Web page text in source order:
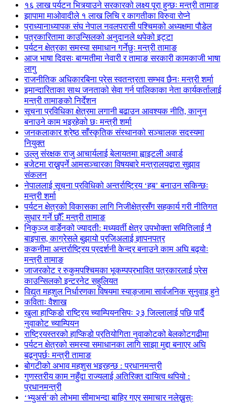
१६ लाख पर्यटन भित्र्याउने सरकारको लक्ष्य पूरा हुन्छः मन्त्री तामाङ
झापामा माओवादीले १ लाख लिचि र कागतीका विरुवा रोप्ने
प्राध्यानाध्यापक संघ नेपाल नवलपरासी पश्चिमको अध्यक्षमा पौडेल
पत्रकारितामा काउन्सिलको अनुदानले थपेको इट्टा
पर्यटन क्षेत्रका समस्या समाधान गर्नेछुः मन्त्री तामाङ
आज भाषा दिवसः बाग्मतीमा नेवारी र तामाङ सरकारी कामकाजी भाषा
लागु
राजनीतिक अधिकारबिना प्रेस स्वतन्त्रता सम्भव छैनः मन्त्री शर्मा
इमान्दारिताका साथ जनताकाे सेवा गर्न पालिकाका नेता कार्यकर्तालाई
मन्त्री तामाङको निर्देशन
सूचना प्रविधिका क्षेत्रमा लगानी बढाउन आवश्यक नीति, कानुन
बनाउने काम भइरहेको छः मन्त्री शर्मा
जनकलाकार श्रेष्ठ साँस्कृतिक संस्थानको सञ्चालक सदस्यमा
नियुक्त
उल्लु संरक्षक राजु आचार्यलाई बेलायतमा ह्वाइटली अवार्ड
बजेटमा राख्नुपर्ने आमसञ्चारका विषयबारे मन्त्रालयद्वारा सुझाव
संकलन
नेपाललाई सूचना प्रविधिको अन्तर्राष्ट्रिय ‘हब’ बनाउन सकिन्छः
मन्त्री शर्मा
पर्यटन क्षेत्रको विकासका लागि निजीक्षेत्रसँग सहकार्य गरी नीतिगत
सुधार गर्ने छौँ: मन्त्री तामाङ
निकुञ्ज वार्डेनको ज्यादती: मध्यवर्ती क्षेत्र उपभोक्ता समितिलाई नै
बाइपास, काग्रेसले बुझायो प्रजिअलाई ज्ञापनपत्र
ककनीमा अन्तर्राष्ट्रिय प्रदर्शनी केन्द्र बनाउने काम अघि बढ्योः
मन्त्री तामाङ
जाजरकोट र रुकुमपश्चिमका भूकम्पप्रभावित पत्रकारलाई प्रेस
काउन्सिलको इन्टरनेट सहुलियत
विद्युत महशुल निर्धारणका विषयमा स्याङ्जामा सार्वजनिक सुनुवाइ हुने
कविताः वैशाख
खुला हाप्किडो राष्ट्रिय च्याम्पियनसिपः २३ जिल्लालाई पछि पार्दै
नुवाकोट च्याम्पियन
राष्ट्रियस्तरको हाप्किडो प्रतियोगिता नुवाकोटको बेलकोटगढीमा
पर्यटन क्षेत्रको समस्या समाधानका लागि साझा मुद्दा बनाएर अघि
बढ्नुपर्छः मन्त्री तामाङ
बोगटीको अभाव महशुस भइरहन्छ : प्रधानमन्त्री
गुणस्तरीय काम नहुँदा राज्यलाई अतिरिक्त दायित्व थपियो :
प्रधानमन्त्री
‘भ्युअर्स’को लोभमा सीमाभन्दा बाहिर गएर समाचार नलेख्नुस्ः